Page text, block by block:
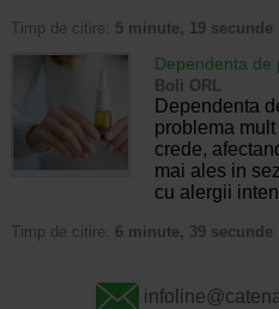
Timp de citire: 5 minute, 19 secunde
Dependenta de
Boli ORL
Dependenta
problema
crede,
mai ales in
cu alergii
Timp de citire: 6 minute, 39 secunde